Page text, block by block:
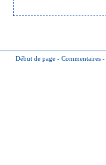
Début de page - Commentaires -